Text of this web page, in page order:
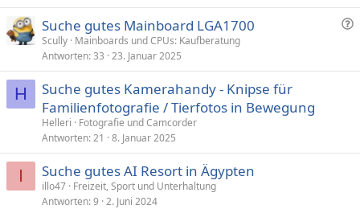
F
g
Suche gutes Mainboard LGA1700
Scully Mainboards und CPUs: Kaufberatung
Antworten 33 23. Januar 2025
H
Suche gutes Kamerahandy - Knipse für
Familienfotografie / Tierfotos in Bewegung
Helleri
Fotografie und Camcorder
Antworten 21 8. Januar 2025
I Suche gutes AI Resort in Ägypten
illo47 Freizeit, Sport und Unterhaltung
Antworten 9 2. Juni 2024